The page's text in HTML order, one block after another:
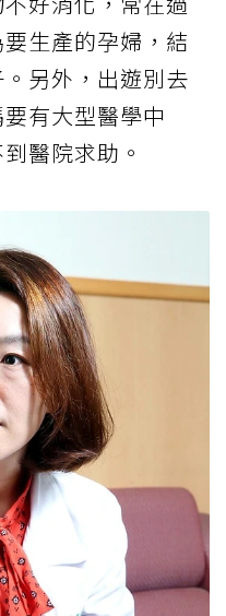
生產的孕婦，結
另外，出遊別去
有大型醫學中
醫院求助。